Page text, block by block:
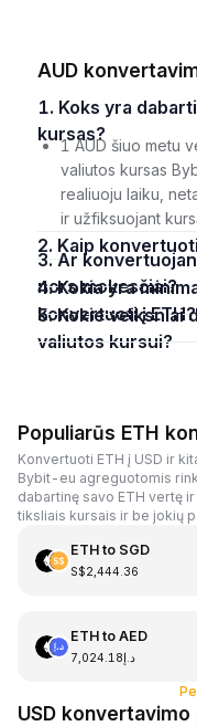
AUD
1. Koks yra dabartinis AUD į ETH valiutos
kursas?
1 AUD šiuo metu
valiutos kursas
realiuoju laiku,
ir užfiksuojant
2. Kaip
3. Ar konvertuojant AUD į ETH taikomi kokie
nors mokesčiai?
4. Kokia yra minimali AUD suma, kurią galiu
konvertuoti į ETH?
5. Kokie veiksniai daro įtaką AUD į ETH
valiutos kursui?
Populiarūs ETH
Konvertuoti ETH į USD ir
Bybit-eu agreguotomis
dabartinę savo ETH vertę
tiksliais kursais ir be jokių
ETHto SGD
S$2,444.36
ETHto AED
د.إ7,024.18
USD